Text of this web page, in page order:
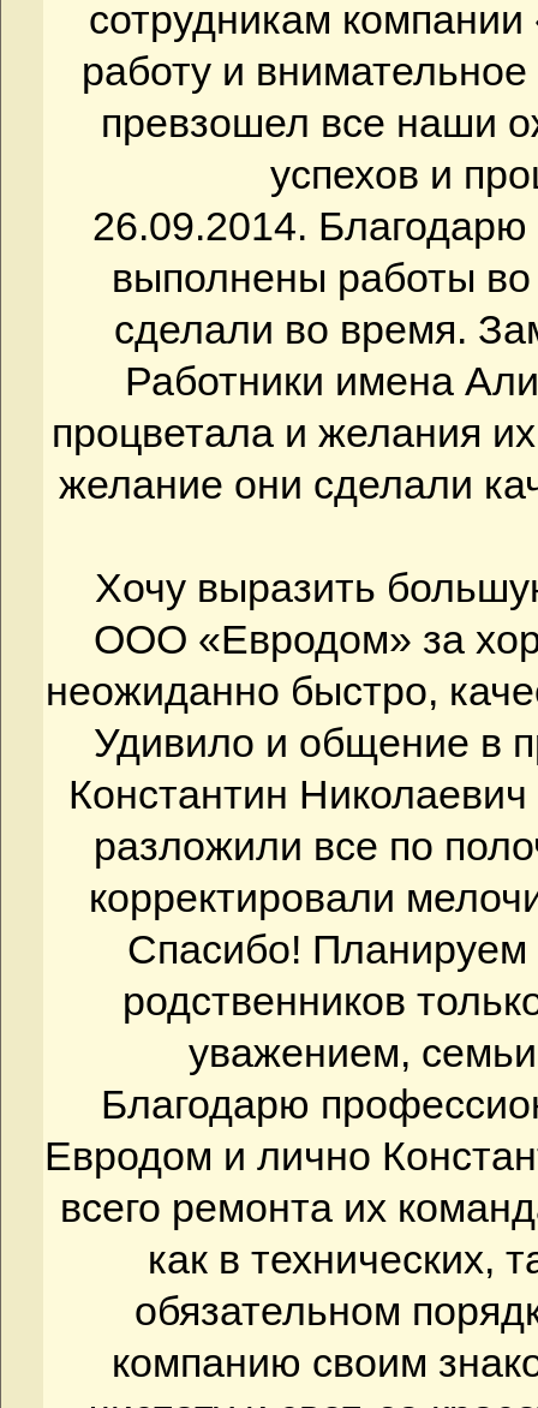
сотрудникам
работу и
превзошел все наши
успехов и
26.09.2014.
выполнены работы
сделали во время.
Работники имена
процветала и желания
желание они сделали
Хочу выразить
ООО «Евродом» за
неожиданно быстро,
Удивило и общение в
Константин
разложили все по
корректировали
Спасибо!
родственников
уважением,
Благодарю
Евродом и лично
всего ремонта их
как в технических,
обязательном
компанию своим